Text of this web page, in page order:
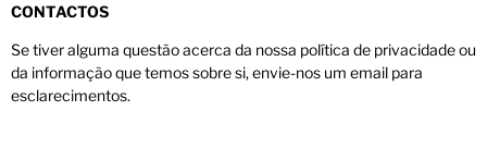
CONTACTOS
Se tiver alguma questão acerca da nossa política de privacidade ou
da informação que temos sobre si, envie-nos um email para
esclarecimentos.